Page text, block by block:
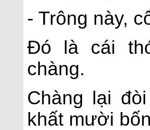
- Trông này,
Đó là cái
chàng.
Chàng lại
khất mười